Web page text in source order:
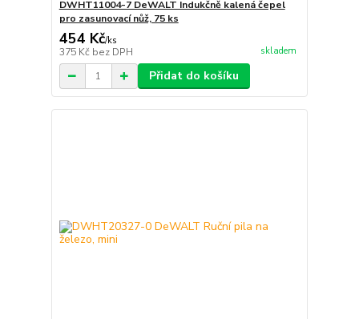
DWHT11004-7 DeWALT Indukčně kalená čepel
pro zasunovací nůž, 75 ks
454 Kč/ks
375 Kč bez DPH skladem
Přidat do košíku